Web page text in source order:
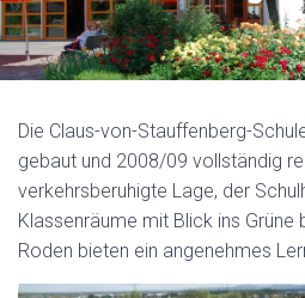
Die Claus-von-Stauffenberg-
gebaut und 2008/09 vollständig
verkehrsberuhigte Lage, der
Klassenräume mit Blick ins Grüne
Roden bieten ein angenehmes